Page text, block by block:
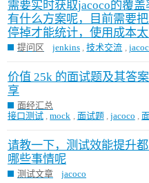
需要实时获取jacoco的覆盖
有什么方案呢，目前需要
停掉才能统计，使用成本
提问区 jenkins ,技术交流 ,
价值 25k 的面试题及其答
享
面经汇总
接口测试 ,mock , 面试题 , jacoco ,
请教一下，测试效能提升
哪些事情呢
测试文章 jacoco